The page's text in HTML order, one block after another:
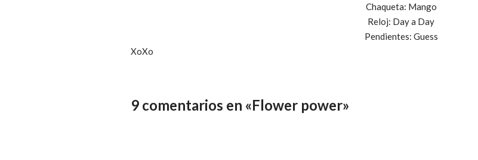
Chaqueta: Mango
Reloj: Day a Day
Pendientes: Guess
XoXo
9 comentarios en «Flower power»